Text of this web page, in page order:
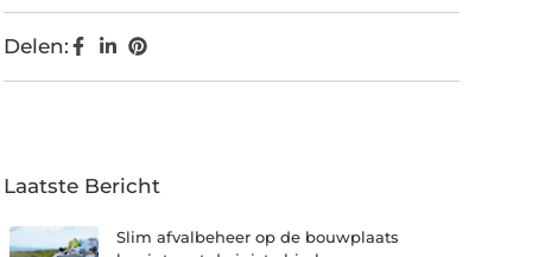
Delen:
Laatste Bericht
Slim afvalbeheer op de bouwplaats